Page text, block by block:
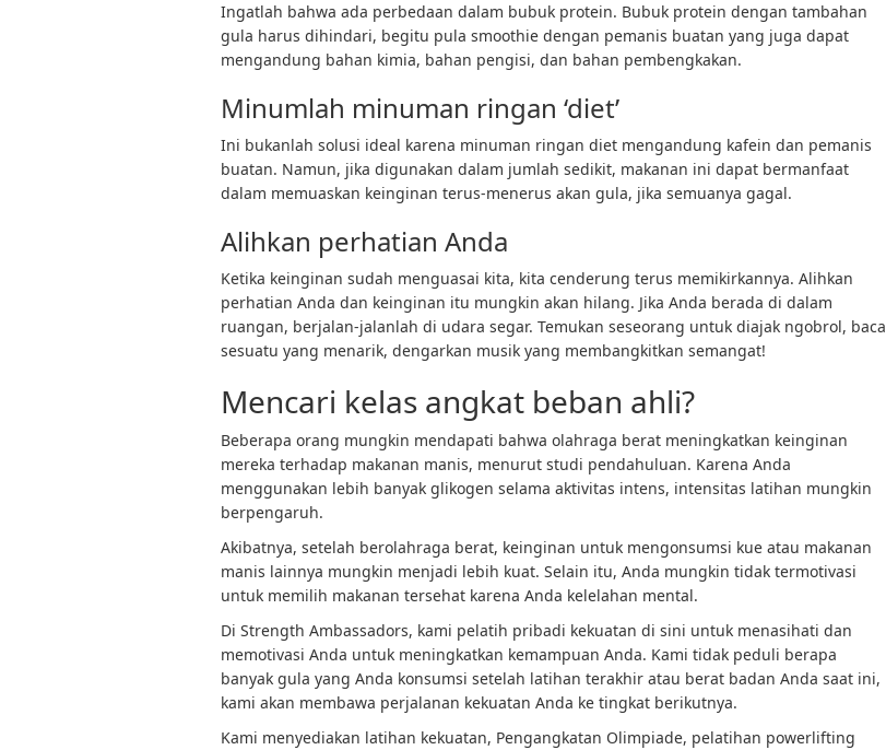
Ingatlah bahwa ada perbedaan dalam bubuk protein. Bubuk protein dengan tambahan
gula harus dihindari, begitu pula smoothie dengan pemanis buatan yang juga dapat
mengandung bahan kimia, bahan pengisi, dan bahan pembengkakan.
Minumlah minuman ringan ‘diet’
Ini bukanlah solusi ideal karena minuman ringan diet mengandung kafein dan pemanis
buatan. Namun, jika digunakan dalam jumlah sedikit, makanan ini dapat bermanfaat
dalam memuaskan keinginan terus-menerus akan gula, jika semuanya gagal.
Alihkan perhatian Anda
Ketika keinginan sudah menguasai kita, kita cenderung terus memikirkannya. Alihkan
perhatian Anda dan keinginan itu mungkin akan hilang. Jika Anda berada di dalam
ruangan, berjalan-jalanlah di udara segar. Temukan seseorang untuk diajak ngobrol, baca
sesuatu yang menarik, dengarkan musik yang membangkitkan semangat!
Mencari kelas angkat beban ahli?
Beberapa orang mungkin mendapati bahwa olahraga berat meningkatkan keinginan
mereka terhadap makanan manis, menurut studi pendahuluan. Karena Anda
menggunakan lebih banyak glikogen selama aktivitas intens, intensitas latihan mungkin
berpengaruh.
Akibatnya, setelah berolahraga berat, keinginan untuk mengonsumsi kue atau makanan
manis lainnya mungkin menjadi lebih kuat. Selain itu, Anda mungkin tidak termotivasi
untuk memilih makanan tersehat karena Anda kelelahan mental.
Di Strength Ambassadors, kami pelatih pribadi kekuatan di sini untuk menasihati dan
memotivasi Anda untuk meningkatkan kemampuan Anda. Kami tidak peduli berapa
banyak gula yang Anda konsumsi setelah latihan terakhir atau berat badan Anda saat ini,
kami akan membawa perjalanan kekuatan Anda ke tingkat berikutnya.
Kami menyediakan latihan kekuatan, Pengangkatan Olimpiade, pelatihan powerlifting